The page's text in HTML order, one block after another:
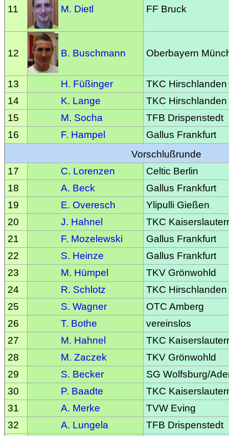
11 M. Dietl FF Bruck
12 B. Buschmann Oberbayern
13 H. Füßinger
TKC Hirschlanden
14
K. Lange
TKC Hirschlanden
15
M. Socha
TFB Drispenstedt
16
F. Hampel
Gallus Frankfurt
Vorschlußrunde
17
C. Lorenzen
Celtic Berlin
18
A. Beck
Gallus Frankfurt
19
E. Overesch
Ylipulli Gießen
20
J. Hahnel
TKC
21
F. Mozelewski
Gallus Frankfurt
22
S. Heinze
Gallus Frankfurt
23
M. Hümpel
TKV Grönwohld
24
R. Schlotz
TKC Hirschlanden
25
S. Wagner
OTC Amberg
26
T. Bothe
vereinslos
27
M. Hahnel
TKC
28
M. Zaczek
TKV Grönwohld
29
S. Becker
SG Wolfsburg/
30
P. Baadte
TKC
31
A. Merke
TVW Eving
32
A. Lungela TFB Drispenstedt